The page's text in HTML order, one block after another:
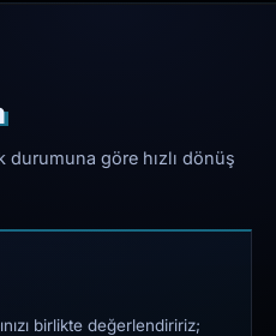
durumuna göre hızlı dönüş
birlikte değerlendiririz;